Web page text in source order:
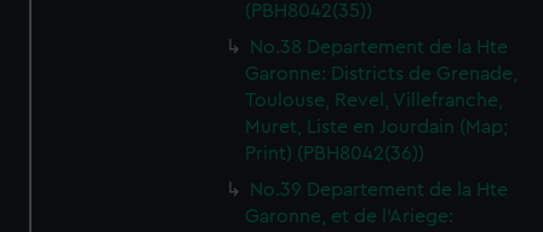
(PBH8042(35))
No.38 Departement de la Hte
Garonne: Districts de Grenade,
Toulouse, Revel, Villefranche,
Muret, Liste en Jourdain (Map;
Print) (PBH8042(36))
No.39 Departement de la Hte
Garonne, et de l'Ariege: